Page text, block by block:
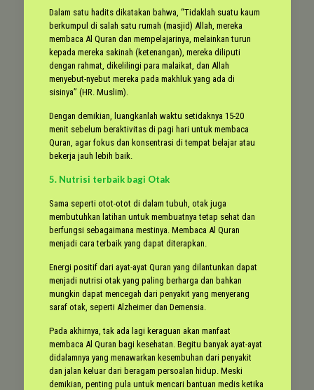
Dalam satu hadits dikatakan bahwa, “Tidaklah suatu kaum
berkumpul di salah satu rumah (masjid) Allah, mereka
membaca Al Quran dan mempelajarinya, melainkan turun
kepada mereka sakinah (ketenangan), mereka diliputi
dengan rahmat, dikelilingi para malaikat, dan Allah
menyebut-nyebut mereka pada makhluk yang ada di
sisinya” (HR. Muslim).
Dengan demikian, luangkanlah waktu setidaknya 15-20
menit sebelum beraktivitas di pagi hari untuk membaca
Quran, agar fokus dan konsentrasi di tempat belajar atau
bekerja jauh lebih baik.
5. Nutrisi terbaik bagi Otak
Sama seperti otot-otot di dalam tubuh, otak juga
membutuhkan latihan untuk membuatnya tetap sehat dan
berfungsi sebagaimana mestinya. Membaca Al Quran
menjadi cara terbaik yang dapat diterapkan.
Energi positif dari ayat-ayat Quran yang dilantunkan dapat
menjadi nutrisi otak yang paling berharga dan bahkan
mungkin dapat mencegah dari penyakit yang menyerang
saraf otak, seperti Alzheimer dan Demensia.
Pada akhirnya, tak ada lagi keraguan akan manfaat
membaca Al Quran bagi kesehatan. Begitu banyak ayat-ayat
didalamnya yang menawarkan kesembuhan dari penyakit
dan jalan keluar dari beragam persoalan hidup. Meski
demikian, penting pula untuk mencari bantuan medis ketika